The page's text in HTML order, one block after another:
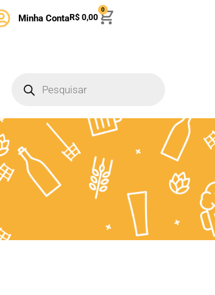
Minha ContaR$0,00
0